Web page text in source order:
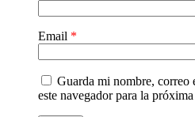
Email *
Guarda mi nombre, correo
este navegador para la